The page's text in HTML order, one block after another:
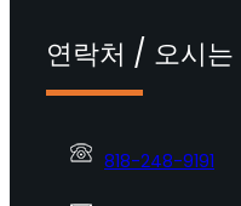
연락처 / 오시는
818-248-9191